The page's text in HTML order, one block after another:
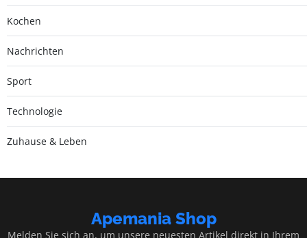
Kochen
Nachrichten
Sport
Technologie
Zuhause & Leben
Apemania Shop
Melden Sie sich an, um unsere neuesten Artikel direkt in Ihrem